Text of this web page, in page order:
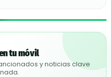
tu móvil
y noticias clave